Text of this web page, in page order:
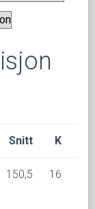
Snitt K
150,5 16